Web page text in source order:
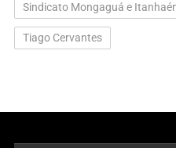
Sindicato Mongaguá e
Tiago Cervantes